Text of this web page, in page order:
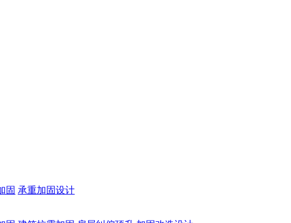
固 承重加固设计